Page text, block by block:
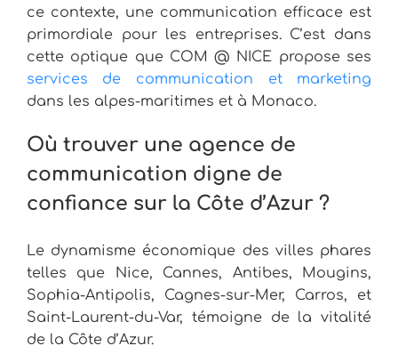
ce contexte, une communication efficace est
primordiale pour les entreprises. C’est dans
cette optique que COM @ NICE propose ses
services de communication et marketing
dans les alpes-maritimes et à Monaco.
Où trouver une agence de
communication digne de
confiance sur la Côte d’Azur ?
Le dynamisme économique des villes phares
telles que Nice, Cannes, Antibes, Mougins,
Sophia-Antipolis, Cagnes-sur-Mer, Carros, et
Saint-Laurent-du-Var, témoigne de la vitalité
de la Côte d’Azur.